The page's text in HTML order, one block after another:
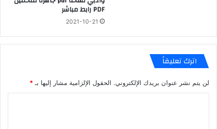
PDF رابط مباشر
2021-10-21
اترك تعليقاً
لن يتم نشر عنوان بريدك الإلكتروني. الحقول الإلزامية مشار إليها بـ *